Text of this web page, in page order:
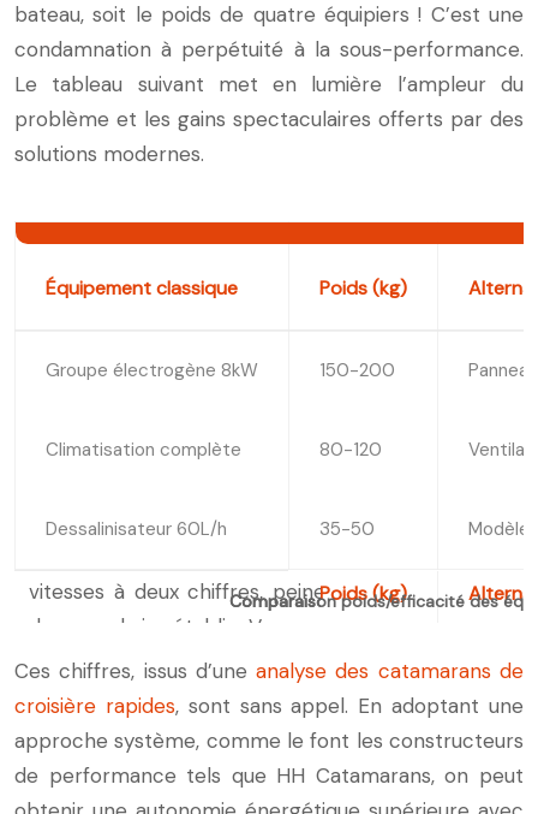
bateau, soit le poids de quatre équipiers ! C’est une
condamnation à perpétuité à la sous-performance.
Le tableau suivant met en lumière l’ampleur du
problème et les gains spectaculaires offerts par des
solutions modernes.
Comparaison poids/efficacité des
Équipement classique Poids (kg)
Groupe électrogène 8kW 150-200
Climatisation complète 80-120
Dessalinisateur 60L/h 35-50 Modèle
Ces chiffres, issus d’uneanalyse des catamarans de
croisière rapides, sont sans appel. En adoptant une
approche système, comme le font les constructeurs
de performance tels que HH Catamarans, on peut